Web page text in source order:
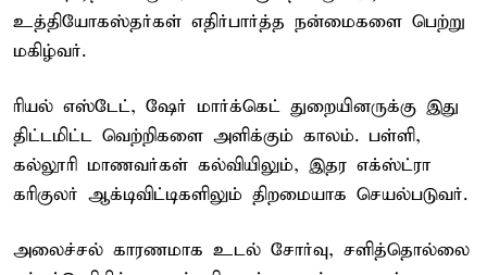
உத்தியோகஸ்தர்கள் எதிர்பார்த்த நன்மைகளை பெற்று
மகிழ்வர்.
ரியல் எஸ்டேட், ஷேர் மார்க்கெட் துறையினருக்கு இது
திட்டமிட்ட வெற்றிகளை அளிக்கும் காலம். பள்ளி,
கல்லூரி மாணவர்கள் கல்வியிலும், இதர எக்ஸ்ட்ரா
கரிகுலர் ஆக்டிவிட்டிகளிலும் திறமையாக செயல்படுவர்.
அலைச்சல் காரணமாக உடல் சோர்வு, சளித்தொல்லை